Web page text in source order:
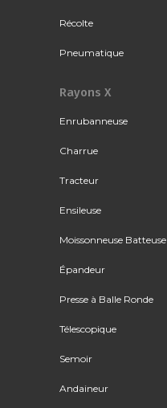
Récolte
Pneumatique
Rayons X
Enrubanneuse
Charrue
Tracteur
Ensileuse
Moissonneuse Batteuse
Épandeur
Presse à Balle Ronde
Télescopique
Semoir
Andaineur